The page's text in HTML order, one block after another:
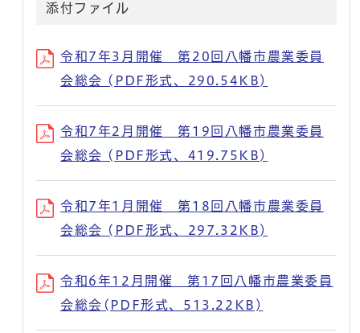
添付ファイル
令和7年3月開催 第20回八幡市農業委員
会総会 (PDF形式、290.54KB)
令和7年2月開催 第19回八幡市農業委員
会総会 (PDF形式、419.75KB)
令和7年1月開催 第18回八幡市農業委員
会総会 (PDF形式、297.32KB)
令和6年12月開催 第17回八幡市農業委員
会総会(PDF形式、513.22KB)